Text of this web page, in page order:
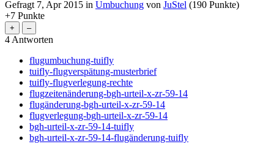
Gefragt 7, Apr 2015 in Umbuchung von JuStel (190 Punkte)
+7 Punkte
4 Antworten
flugumbuchung-tuifly
tuifly-flugverspätung-musterbrief
tuifly-flugverlegung-rechte
flugzeitenänderung-bgh-urteil-x-zr-59-14
flugänderung-bgh-urteil-x-zr-59-14
flugverlegung-bgh-urteil-x-zr-59-14
bgh-urteil-x-zr-59-14-tuifly
bgh-urteil-x-zr-59-14-flugänderung-tuifly